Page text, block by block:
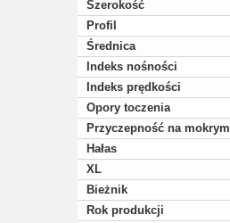
Szerokość
Profil
Średnica
Indeks nośności
Indeks prędkości
Opory toczenia
Przyczepność na mokrym
Hałas
XL
Bieżnik
Rok produkcji